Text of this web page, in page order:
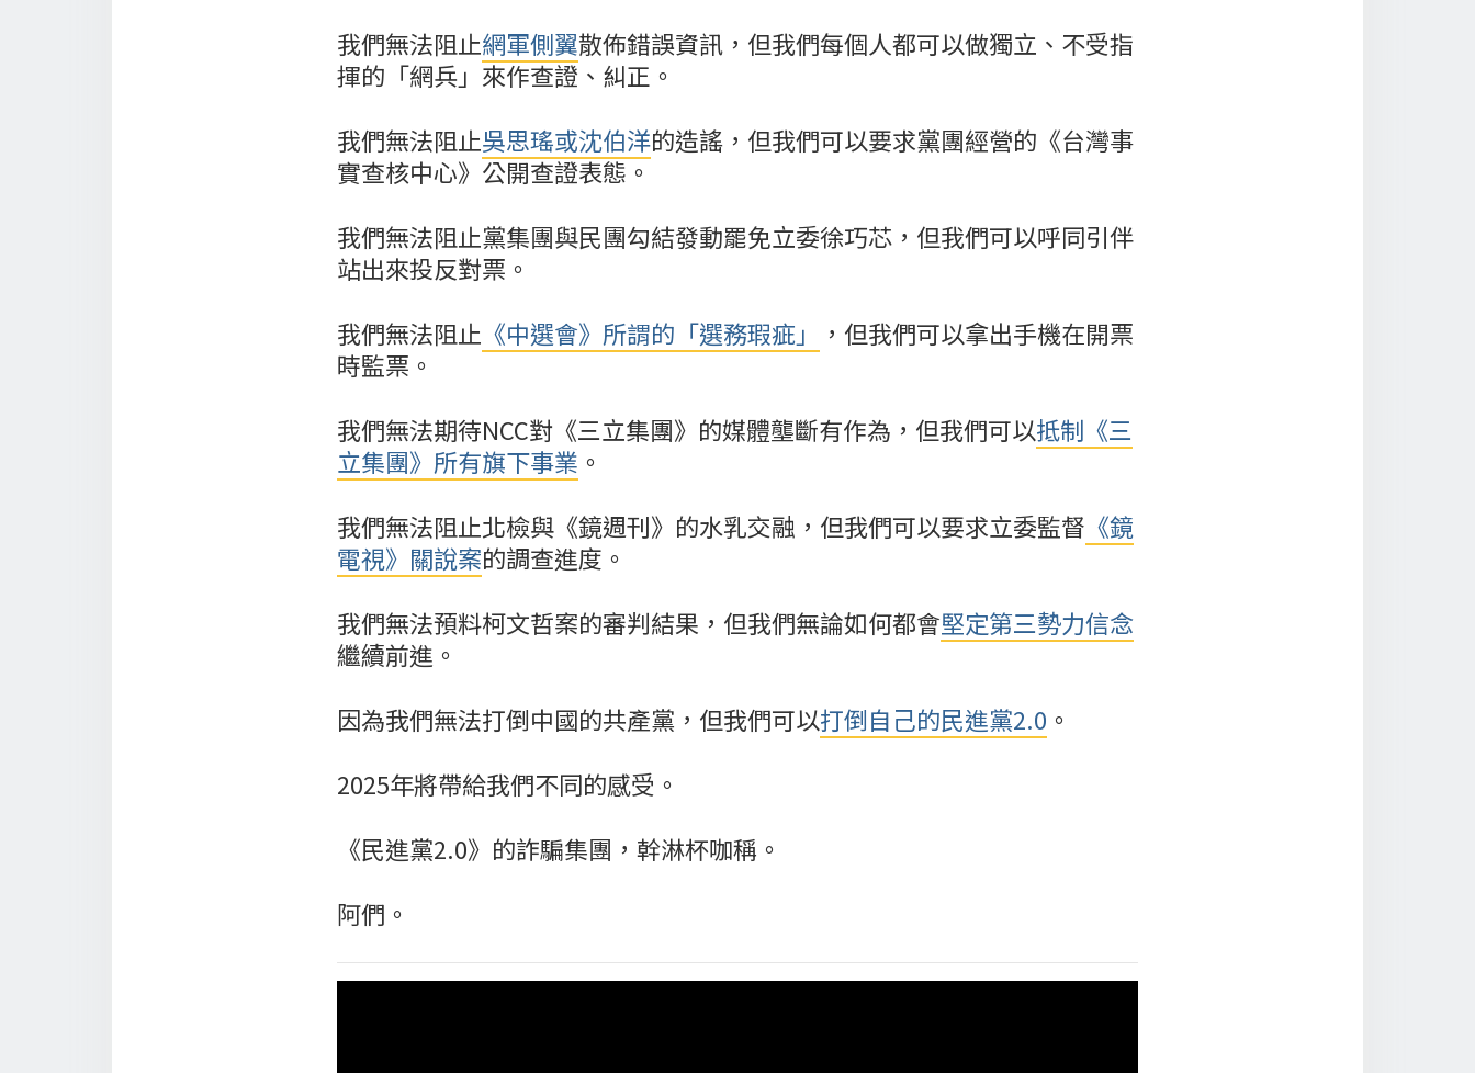
我們無法阻止網軍側翼散佈錯誤資訊，但我們每個人都可以做獨立、不受指
揮的「網兵」來作查證、糾正。
我們無法阻止吳思瑤或沈伯洋的造謠，但我們可以要求黨團經營的《台灣事
實查核中心》公開查證表態。
我們無法阻止黨集團與民團勾結發動罷免立委徐巧芯，但我們可以呼同引伴
站出來投反對票。
我們無法阻止 《中選會》所謂的「選務瑕疵」
，但我們可以拿出手機在開票
時監票。
我們無法期待NCC對《三立集團》的媒體壟斷有作為，但我們可以抵制《三
立集團》所有旗下事業 。
我們無法阻止北檢與《鏡週刊》的水乳交融，但我們可以要求立委監督 《鏡
電視》關說案的調查進度。
我們無法預料柯文哲案的審判結果，但我們無論如何都會堅定第三勢力信念
繼續前進。
因為我們無法打倒中國的共產黨，但我們可以打倒自己的民進黨2.0 。
2025年將帶給我們不同的感受。
《民進黨2.0》的詐騙集團，幹淋杯咖稱。
阿們。